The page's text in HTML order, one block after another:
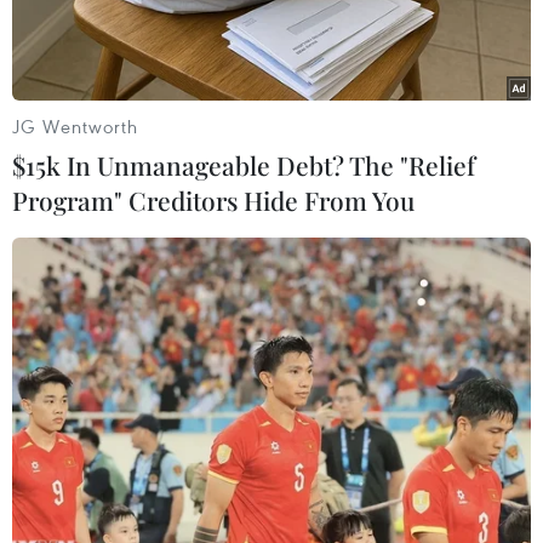
đón Tết.
Hàng ngàn công nhân lao động Thủ đô khó khăn được hỗ trợ
phương tiện về quê đón Tết. (Ảnh: TTXVN phát)
Tiếp tục chuỗi hoạt động chăm lo cho đoàn viên,
người lao động dịp Tết Quý Mão, đúng 7 giờ
JG Wentworth
$15k In Unmanageable Debt? The "Relief
Program" Creditors Hide From You